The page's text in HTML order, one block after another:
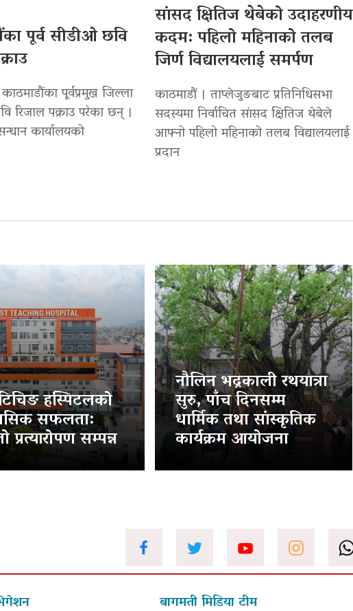
पूर्व सीडीओ छवि
पूर्वप्रमुख जिल्ला
रिजाल पक्राउ परेका छन् ।
कार्यालयको
सांसद क्षितिज थेबेको उदाहरणीय
कदम: पहिलो महिनाको तलब
जिर्ण विद्यालयलाई समर्पण
काठमाडौं । ताप्लेजुङबाट प्रतिनिधिसभा
सदस्यमा निर्वाचित सांसद क्षितिज थेबेले
आफ्नो पहिलो महिनाको तलब विद्यालयलाई
प्रदान
हस्पिटलको
सफलता:
सम्पन्न
नौलिन भद्रकाली रथयात्रा
सुरु, पाँच दिनसम्म
धार्मिक तथा सांस्कृतिक
कार्यक्रम आयोजना
बागमती मिडिया टीम